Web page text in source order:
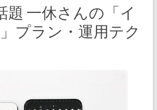
題 一休さんの「イ
プラン・運用テク